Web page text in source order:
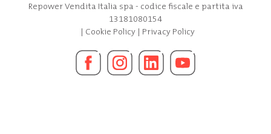
Repower Vendita Italia spa - codice fiscale e partita iva
13181080154
| Cookie Policy| Privacy Policy